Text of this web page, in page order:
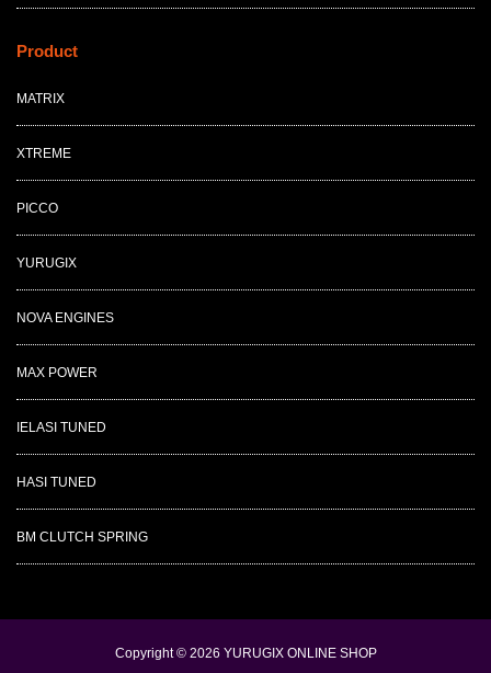
Product
MATRIX
XTREME
PICCO
YURUGIX
NOVA ENGINES
MAX POWER
IELASI TUNED
HASI TUNED
BM CLUTCH SPRING
Copyright © 2026 YURUGIX ONLINE SHOP